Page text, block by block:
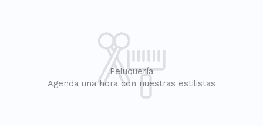
Peluquería
Agenda una hora con nuestras estilistas